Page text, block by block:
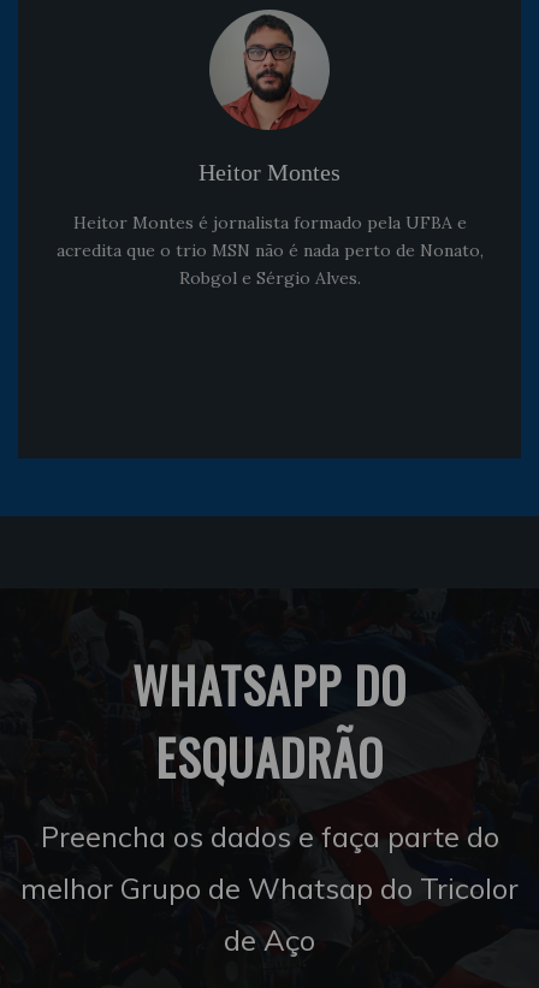
Heitor Montes
Heitor Montes é jornalista formado pela UFBA e
acredita que o trio MSN não é nada perto de Nonato,
Robgol e Sérgio Alves.
WHATSAPP DO
ESQUADRÃO
Preencha os dados e faça parte do
melhor Grupo de Whatsap do Tricolor
de Aço